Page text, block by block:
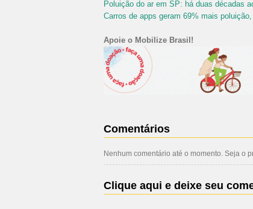
Poluição do ar em SP: há duas décadas
Carros de apps geram 69% mais
Apoie o Mobilize Brasil!
Comentários
Nenhum comentário até o momento. Seja o
Clique aqui e deixe seu